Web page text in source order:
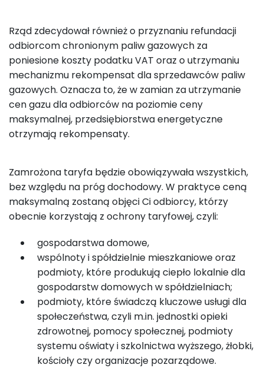
Rząd zdecydował również o przyznaniu refundacji
odbiorcom chronionym paliw gazowych za
poniesione koszty podatku VAT oraz o utrzymaniu
mechanizmu rekompensat dla sprzedawców paliw
gazowych. Oznacza to, że w zamian za utrzymanie
cen gazu dla odbiorców na poziomie ceny
maksymalnej, przedsiębiorstwa energetyczne
otrzymają rekompensaty.
Zamrożona taryfa będzie obowiązywała wszystkich,
bez względu na próg dochodowy. W praktyce ceną
maksymalną zostaną objęci Ci odbiorcy, którzy
obecnie korzystają z ochrony taryfowej, czyli:
gospodarstwa domowe,
wspólnoty i spółdzielnie mieszkaniowe oraz
podmioty, które produkują ciepło lokalnie dla
gospodarstw domowych w spółdzielniach;
podmioty, które świadczą kluczowe usługi dla
społeczeństwa, czyli m.in. jednostki opieki
zdrowotnej, pomocy społecznej, podmioty
systemu oświaty i szkolnictwa wyższego, żłobki,
kościoły czy organizacje pozarządowe.